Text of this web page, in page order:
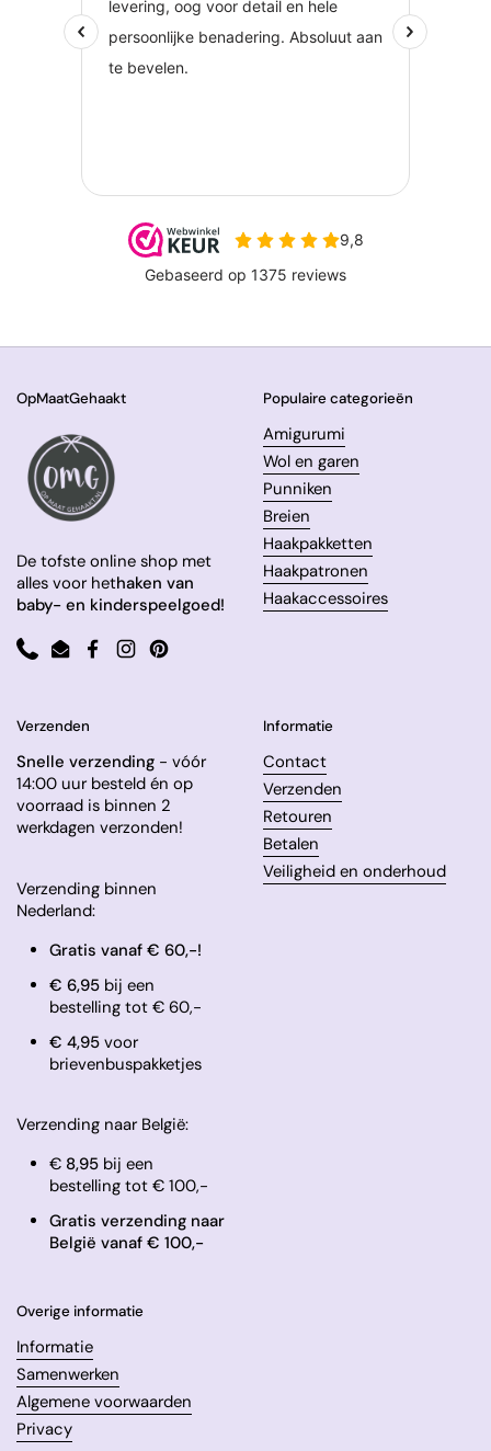
OpMaatGehaakt
De tofste online shop met
alles voor hethaken van
baby- en kinderspeelgoed!
PhoneEmailFacebook
InstagramPinterest
Populaire categorieën
Amigurumi
Wol en garen
Punniken
Breien
Haakpakketten
Haakpatronen
Haakaccessoires
Verzenden
Snelle verzending - vóór
14:00 uur besteld én op
voorraad is binnen 2
werkdagen verzonden!
Verzending binnen
Nederland:
Gratis vanaf € 60,-!
€ 6,95 bij een
bestelling tot € 60,-
​€ 4,95 voor
brievenbuspakketjes
Verzending naar België:
€ 8,95bij een
bestelling tot € 100,-
Gratis verzending naar
België vanaf € 100,-
Informatie
Contact
Verzenden
Retouren
Betalen
Veiligheid en onderhoud
Overige informatie
Informatie
Samenwerken
Algemene voorwaarden
Privacy